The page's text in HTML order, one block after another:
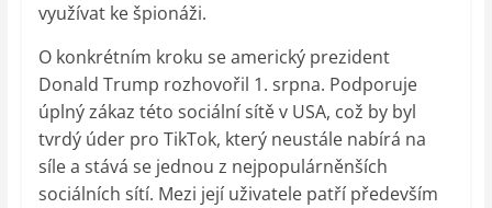
využívat ke špionáži.
O konkrétním kroku se americký prezident
Donald Trump rozhovořil 1. srpna. Podporuje
úplný zákaz této sociální sítě v USA, což by byl
tvrdý úder pro TikTok, který neustále nabírá na
síle a stává se jednou z nejpopulárněnších
sociálních sítí. Mezi její uživatele patří především